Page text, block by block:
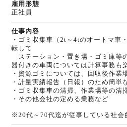
雇用形態
正社員
仕事内容
・ゴミ収集車（2t～4tのオートマ車
転して
ステーション・置き場・ゴミ庫等
器付きの車両については計算事務も
・資源ゴミについては、回収後作業
・計量実績報告（日報）のため簡単
・ゴミ収集車の清掃、作業場等の清
・その他会社の定める業務など
※20代～70代迄が従事している社会